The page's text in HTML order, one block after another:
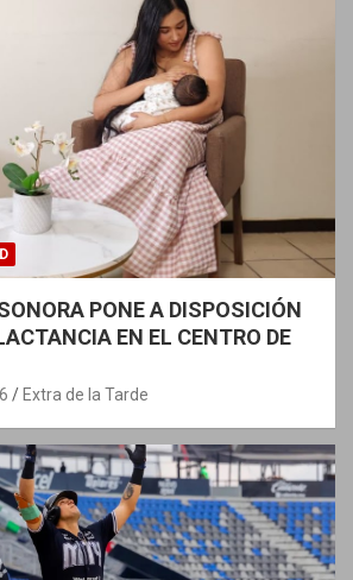
PONE A DISPOSICIÓN
EN EL CENTRO DE
Extra de la Tarde